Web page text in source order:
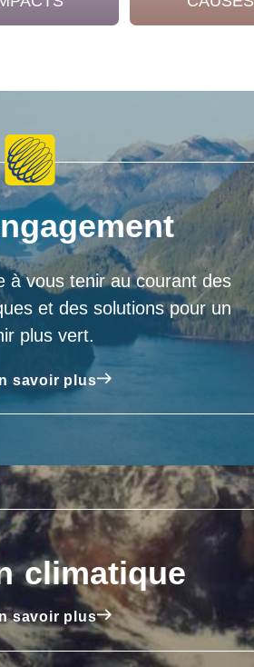
à vous tenir au courant des
et des solutions pour un
plus vert.
savoir plus
climatique
savoir plus